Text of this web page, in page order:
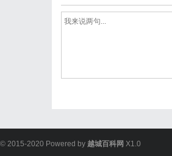
© 2015-2020 Powered by 越城百科网 X1.0